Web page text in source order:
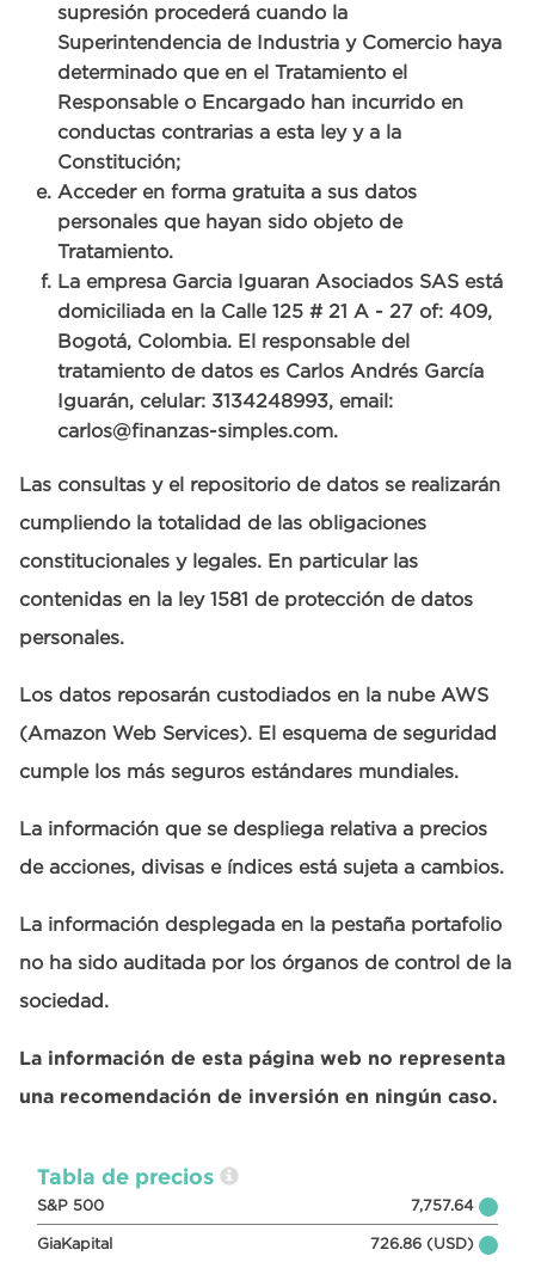
supresión procederá cuando la
Superintendencia de Industria y Comercio haya
determinado que en el Tratamiento el
Responsable o Encargado han incurrido en
conductas contrarias a esta ley y a la
Constitución;
Acceder en forma gratuita a sus datos
personales que hayan sido objeto de
Tratamiento.
La empresa Garcia Iguaran Asociados SAS está
domiciliada en la Calle 125 # 21 A - 27 of: 409,
Bogotá, Colombia. El responsable del
tratamiento de datos es Carlos Andrés García
Iguarán, celular: 3134248993, email:
carlos@finanzas-simples.com.
Las consultas y el repositorio de datos se realizarán
cumpliendo la totalidad de las obligaciones
constitucionales y legales. En particular las
contenidas en la ley 1581 de protección de datos
personales.
Los datos reposarán custodiados en la nube AWS
(Amazon Web Services). El esquema de seguridad
cumple los más seguros estándares mundiales.
La información que se despliega relativa a precios
de acciones, divisas e índices está sujeta a cambios.
La información desplegada en la pestaña portafolio
no ha sido auditada por los órganos de control de la
sociedad.
La información de esta página web no representa
una recomendación de inversión en ningún caso.
Tabla de precios
S&P 500 7,757.64
GiaKapital 726.86 (USD)